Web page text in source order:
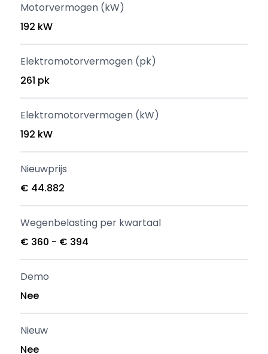
Motorvermogen (kW)
192 kW
Elektromotorvermogen (pk)
261 pk
Elektromotorvermogen (kW)
192 kW
Nieuwprijs
€ 44.882
Wegenbelasting per kwartaal
€ 360 - € 394
Demo
Nee
Nieuw
Nee